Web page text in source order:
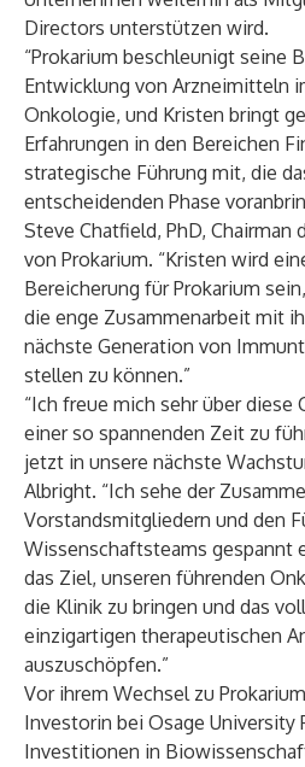
Directors unterstützen wird.
“Prokarium beschleunigt seine
Entwicklung von Arzneimitteln
Onkologie, und Kristen bringt
Erfahrungen in den Bereichen
strategische Führung mit, die
entscheidenden Phase
Steve Chatfield, PhD,
von Prokarium. “Kristen wird
Bereicherung für Prokarium
die enge Zusammenarbeit mit
nächste Generation von
stellen zu können.”
“Ich freue mich sehr über diese
einer so spannenden Zeit zu
jetzt in unsere nächste
Albright. “Ich sehe der
Vorstandsmitgliedern und den
Wissenschaftsteams gespannt
das Ziel, unseren führenden
die Klinik zu bringen und das
einzigartigen therapeutischen
auszuschöpfen.”
Vor ihrem Wechsel zu
Investorin bei Osage University
Investitionen in